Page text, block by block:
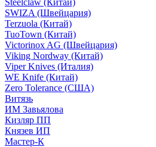
Steelclaw (Китай)
SWIZA (Швейцария)
Terzuola (Китай)
TuoTown (Китай)
Victorinox AG (Швейцария)
Viking Nordway (Китай)
Viper Knives (Италия)
WE Knife (Китай)
Zero Tolerance (США)
Витязь
ИМ Завьялова
Кизляр ПП
Князев ИП
Мастер-К